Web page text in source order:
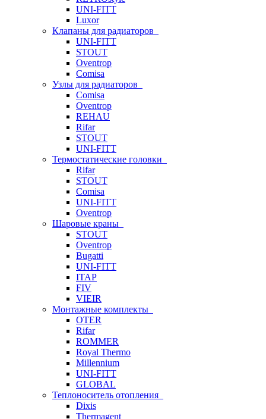
UNI-FITT
Luxor
Клапаны для радиаторов
UNI-FITT
STOUT
Oventrop
Comisa
Узлы для радиаторов
Comisa
Oventrop
REHAU
Rifar
STOUT
UNI-FITT
Термостатические головки
Rifar
STOUT
Comisa
UNI-FITT
Oventrop
Шаровые краны
STOUT
Oventrop
Bugatti
UNI-FITT
ITAP
FIV
VIEIR
Монтажные комплекты
OTER
Rifar
ROMMER
Royal Thermo
Millennium
UNI-FITT
GLOBAL
Теплоноситель отопления
Dixis
Thermagent